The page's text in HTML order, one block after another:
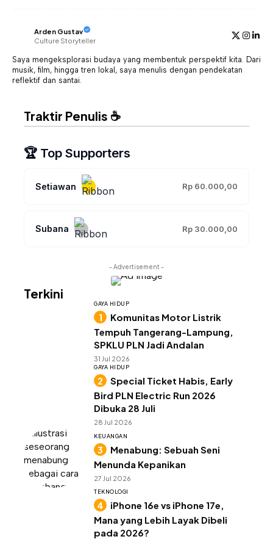
Arden Gustav
Culture Storyteller
Saya mengeksplorasi budaya yang membentuk perspektif kita. Dari
musik, film, hingga tren lokal, saya menulis dengan pendekatan
reflektif dan santai.
Traktir Penulis ☕
🏆 Top Supporters
Setiawan Rp 60.000,00
Subana Rp 30.000,00
- Advertisement -
Terkini
GAYA HIDUP
Komunitas Motor Listrik
Tempuh Tangerang-Lampung,
SPKLU PLN Jadi Andalan
31 Jul 2026
GAYA HIDUP
Special Ticket Habis, Early
Bird PLN Electric Run 2026
Dibuka 28 Juli
28 Jul 2026
KEUANGAN
Menabung: Sebuah Seni
Menunda Kepanikan
27 Jul 2026
TEKNOLOGI
iPhone 16e vs iPhone 17e,
Mana yang Lebih Layak Dibeli
pada 2026?